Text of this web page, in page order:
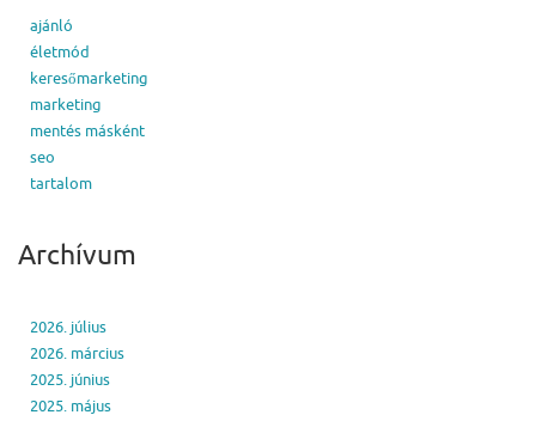
ajánló
életmód
keresőmarketing
marketing
mentés másként
seo
tartalom
Archívum
2026. július
2026. március
2025. június
2025. május